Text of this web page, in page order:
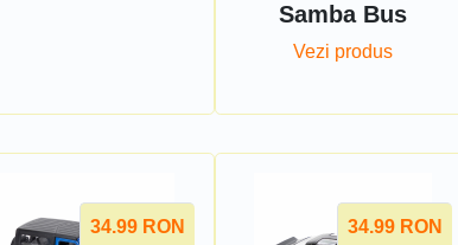
Samba Bus
Vezi produs
34.99 RON 34.99 RON